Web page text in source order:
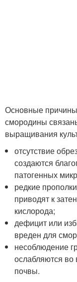
Основные
смородины
выращивания
отсутствие
создаются
патогенных
редкие
приводят к
кислорода;
дефицит или
вреден для
несоблюдение
ослабляются во
почвы.